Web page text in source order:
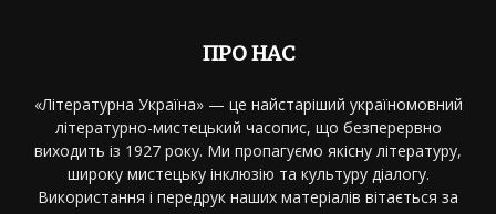
ПРО НАС
«Літературна Україна» — це найстаріший україномовний
літературно-мистецький часопис, що безперервно
виходить із 1927 року. Ми пропагуємо якісну літературу,
широку мистецьку інклюзію та культуру діалогу.
Використання і передрук наших матеріалів вітається за